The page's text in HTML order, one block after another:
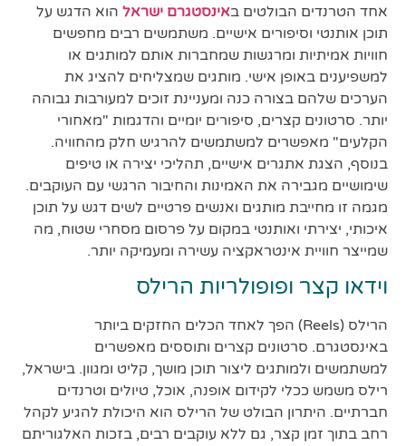
אחד הטרנדים הבולטים באינסטגרם ישראל הוא הדגש על
תוכן אותנטי וסיפורים אישיים. משתמשים רבים מחפשים
חוויות אמיתיות ומרגשות שמחברות אותם למותגים או
למשפיענים באופן אישי. מותגים שמצליחים להציג את
הערכים שלהם בצורה כנה ומעניינת זוכים למעורבות גבוהה
יותר. סרטונים קצרים, סיפורים יומיים והדגמות "מאחורי
הקלעים" מאפשרים למשתמשים להרגיש חלק מהחוויה.
בנוסף, הצגת אתגרים אישיים, תהליכי יצירה או טיפים
שימושיים מגבירה את האמינות והחיבור הרגשי עם העוקבים.
מגמה זו מחייבת מותגים ואנשים פרטיים לשים דגש על תוכן
איכותי, יצירתי ואותנטי במקום על פרסום מסחרי שטוח, מה
שמייצר חוויית אינטראקציה עשירה ומעמיקה יותר.
וידאו קצר ופופולריות הרילס
הרילס (Reels) הפך לאחד הכלים החזקים ביותר
באינסטגרם. סרטונים קצרים ותוססים מאפשרים
למשתמשים ולמותגים ליצור תוכן מושך, קליט ומגוון. בישראל,
רילס משמש ככלי לקידום אופנה, אוכל, טיולים וטרנדים
חברתיים. היתרון הבולט של הרילס הוא היכולת להגיע לקהל
רחב בתוך זמן קצר, גם ללא עוקבים רבים, בזכות האלגוריתם